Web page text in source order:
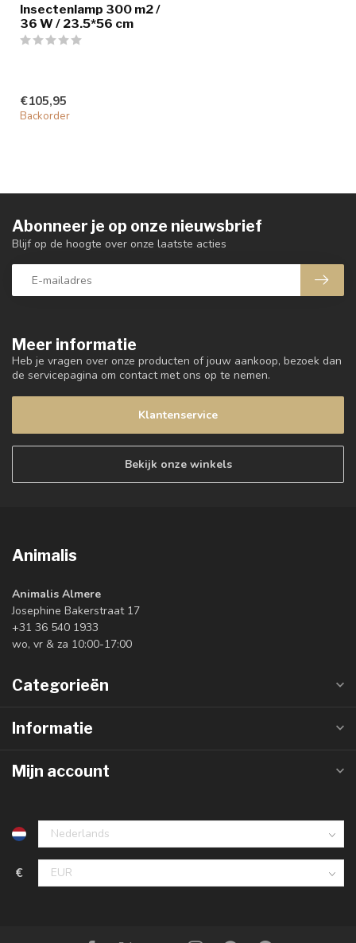
Insectenlamp 300 m2 /
36 W / 23.5*56 cm
€105,95
Backorder
Meer informatie
Heb je vragen over onze producten of jouw aankoop, bezoek dan
de servicepagina om contact met ons op te nemen.
Klantenservice
Bekijk onze winkels
Abonneer je op onze nieuwsbrief
Blijf op de hoogte over onze laatste acties
Animalis
Animalis Almere
Josephine Bakerstraat 17
+31 36 540 1933
wo, vr & za 10:00-17:00
Categorieën
Informatie
Mijn account
€